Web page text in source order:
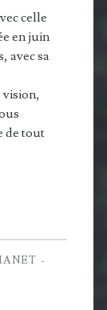
celle
en juin
avec sa
vision,
de tout
-